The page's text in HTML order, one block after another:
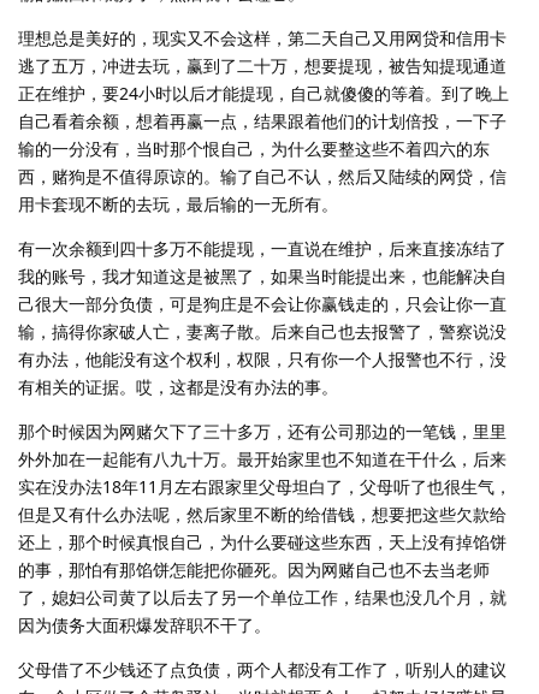
理想总是美好的，现实又不会这样，第二天自己又用网贷和信用卡
逃了五万，冲进去玩，赢到了二十万，想要提现，被告知提现通道
正在维护，要24小时以后才能提现，自己就傻傻的等着。到了晚上
自己看着余额，想着再赢一点，结果跟着他们的计划倍投，一下子
输的一分没有，当时那个恨自己，为什么要整这些不着四六的东
西，赌狗是不值得原谅的。输了自己不认，然后又陆续的网贷，信
用卡套现不断的去玩，最后输的一无所有。
有一次余额到四十多万不能提现，一直说在维护，后来直接冻结了
我的账号，我才知道这是被黑了，如果当时能提出来，也能解决自
己很大一部分负债，可是狗庄是不会让你赢钱走的，只会让你一直
输，搞得你家破人亡，妻离子散。后来自己也去报警了，警察说没
有办法，他能没有这个权利，权限，只有你一个人报警也不行，没
有相关的证据。哎，这都是没有办法的事。
那个时候因为网赌欠下了三十多万，还有公司那边的一笔钱，里里
外外加在一起能有八九十万。最开始家里也不知道在干什么，后来
实在没办法18年11月左右跟家里父母坦白了，父母听了也很生气，
但是又有什么办法呢，然后家里不断的给借钱，想要把这些欠款给
还上，那个时候真恨自己，为什么要碰这些东西，天上没有掉馅饼
的事，那怕有那馅饼怎能把你砸死。因为网赌自己也不去当老师
了，媳妇公司黄了以后去了另一个单位工作，结果也没几个月，就
因为债务大面积爆发辞职不干了。
父母借了不少钱还了点负债，两个人都没有工作了，听别人的建议